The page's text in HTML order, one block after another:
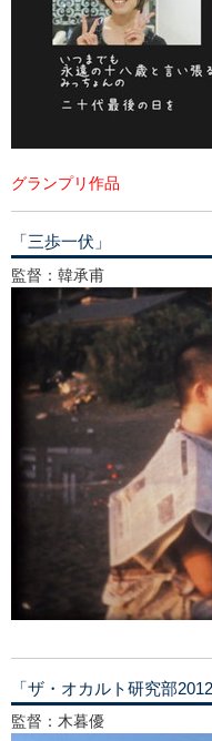
グランプリ作品
「三歩一伏」
監督：韓承甫
「ザ・オカルト研究部
監督：木暮優